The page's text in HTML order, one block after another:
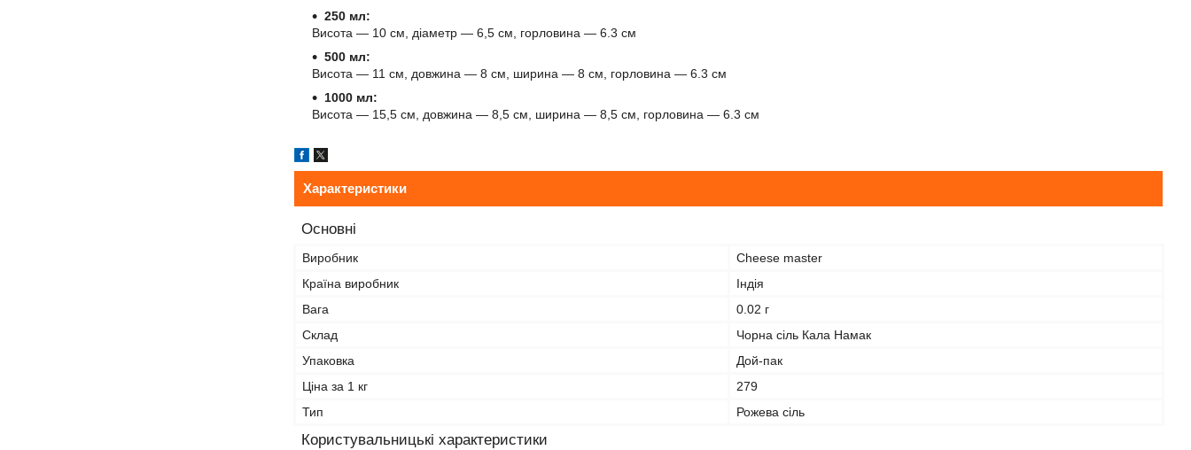
250 мл:
Висота — 10 см, діаметр — 6,5 см, горловина — 6.3 см
500 мл:
Висота — 11 см, довжина — 8 см, ширина — 8 см, горловина — 6.3 см
1000 мл:
Висота — 15,5 см, довжина — 8,5 см, ширина — 8,5 см, горловина — 6.3 см
Характеристики
Основні
Виробник
Cheese master
Країна виробник
Індія
Вага
0.02 г
Склад
Чорна сіль Кала Намак
Упаковка
Дой-пак
Ціна за 1 кг
279
Тип
Рожева сіль
Користувальницькі характеристики